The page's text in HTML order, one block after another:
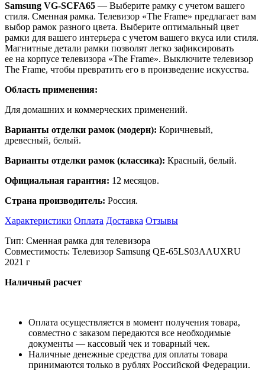
Samsung VG-SCFA65 — Выберите рамку с учетом вашего
стиля. Сменная рамка. Телевизор «The Frame» предлагает вам
выбор рамок разного цвета. Выберите оптимальный цвет
рамки для вашего интерьера с учетом вашего вкуса или стиля.
Магнитные детали рамки позволят легко зафиксировать
ее на корпусе телевизора «The Frame». Выключите телевизор
The Frame, чтобы превратить его в произведение искусства.
Область применения:
Для домашних и коммерческих применений.
Варианты отделки рамок (модерн): Коричневый,
древесный, белый.
Варианты отделки рамок (классика): Красный, белый.
Официальная гарантия: 12 месяцов.
Страна производитель: Россия.
Характеристики Оплата Доставка Отзывы
Тип: Сменная рамка для телевизора
Совместимость: Телевизор Samsung QE-65LS03AAUXRU
2021 г
Наличный расчет
Оплата осуществляется в момент получения товара,
совместно с заказом передаются все необходимые
документы — кассовый чек и товарный чек.
Наличные денежные средства для оплаты товара
принимаются только в рублях Российской Федерации.